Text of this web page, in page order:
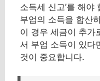
소득세 신고’를 해
부업의 소득을 합산
이 경우 세금이 추가
서 부업 소득이 있다
것이 중요합니다.